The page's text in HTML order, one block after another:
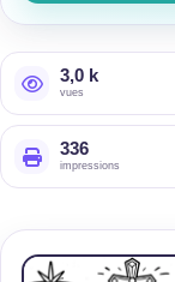
3,0 k
vues
336
impressions